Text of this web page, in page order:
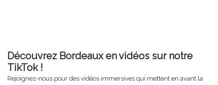
Découvrez Bordeaux en vidéos sur notre
TikTok !
Rejoignez-nous pour des vidéos immersives qui mettent en avant la